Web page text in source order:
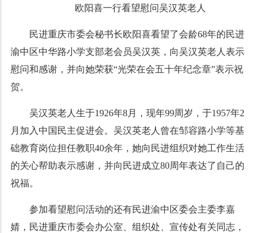
欧阳喜一行看望慰问吴汉英老人
民进重庆市委会秘书长欧阳喜看望了会龄68年的民进
渝中区中华路小学支部老会员吴汉英，向吴汉英老人表示
慰问和感谢，并向她荣获“光荣在会五十年纪念章”表示祝
贺。
吴汉英老人生于1926年8月，现年99周岁，于1957年2
月加入中国民主促进会。吴汉英老人曾在邹容路小学等基
础教育岗位担任教职40余年，她向民进组织对她工作生活
的关心帮助表示感谢，并向民进成立80周年表达了自己的
祝福。
参加看望慰问活动的还有民进渝中区委会主委李嘉
婧，民进重庆市委会办公室、组织处、宣传处有关同志，